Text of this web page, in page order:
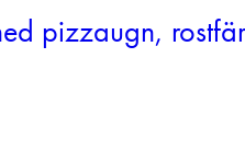
pizzaugn,